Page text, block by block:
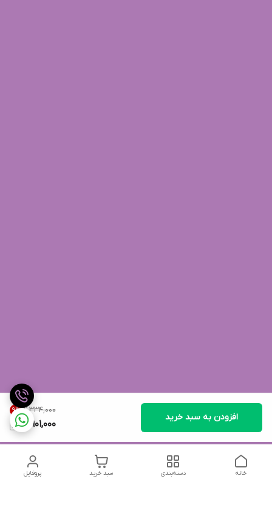
۴٬۳۳۴٬۰۰۰ 9%
3,901,000
افزودن به سبد خرید
پروفایل سبد خرید دسته‌بندی خانه